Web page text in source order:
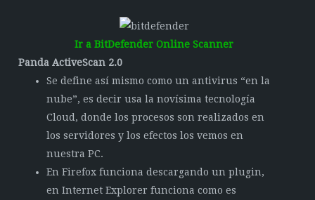
Ir a BitDefender Online Scanner
Panda ActiveScan 2.0
Se define así mismo como un antivirus “en la
nube”, es decir usa la novísima tecnología
Cloud, donde los procesos son realizados en
los servidores y los efectos los vemos en
nuestra PC.
En Firefox funciona descargando un plugin,
en Internet Explorer funciona como es